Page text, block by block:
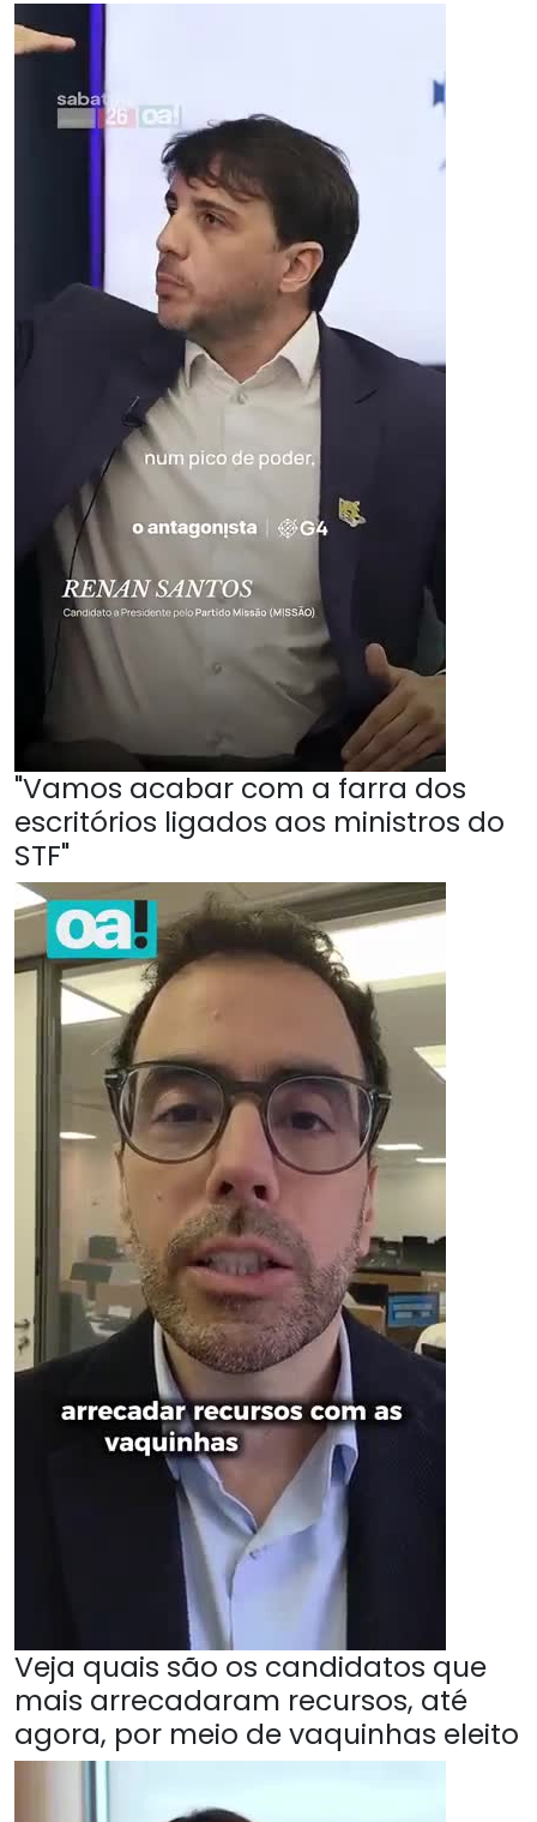
"Vamos acabar com a farra dos
escritórios ligados aos ministros do
STF"
Veja quais são os candidatos que
mais arrecadaram recursos, até
agora, por meio de vaquinhas eleito